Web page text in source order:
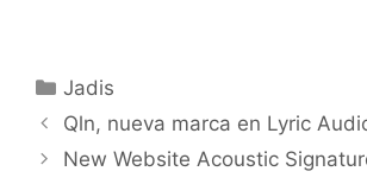
Categorías
Jadis
Qln, nueva marca en Lyric
New Website Acoustic